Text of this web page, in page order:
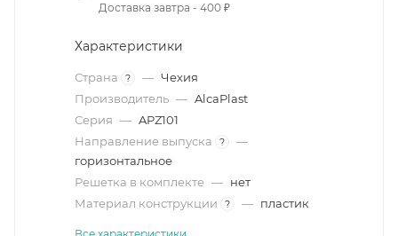
Доставка завтра - 400 ₽
Характеристики
Страна ? — Чехия
Производитель — AlcaPlast
Серия — APZ101
Направление выпуска
?
—
горизонтальное
Решетка в комплекте — нет
Материал конструкции
? — пластик